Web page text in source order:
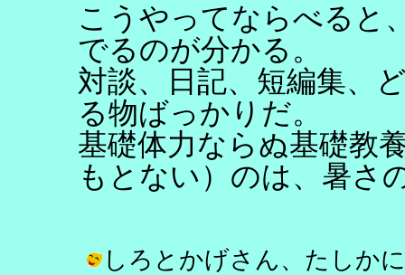
こうやってならべると
でるのが分かる。
対談、日記、短編集、
る物ばっかりだ。
基礎体力ならぬ基礎教
もとない）のは、暑さ
しろとかげさん、たしか